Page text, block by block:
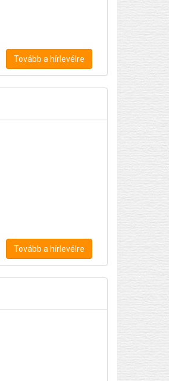
Tovább a hírlevélre
Tovább a hírlevélre